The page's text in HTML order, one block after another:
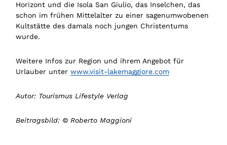
Horizont und die Isola San Giulio, das Inselchen, das
schon im frühen Mittelalter zu einer sagenumwobenen
Kultstätte des damals noch jungen Christentums
wurde.
Weitere Infos zur Region und ihrem Angebot für
Urlauber unter www.visit-lakemaggiore.com
Autor: Tourismus Lifestyle Verlag
Beitragsbild: © Roberto Maggioni